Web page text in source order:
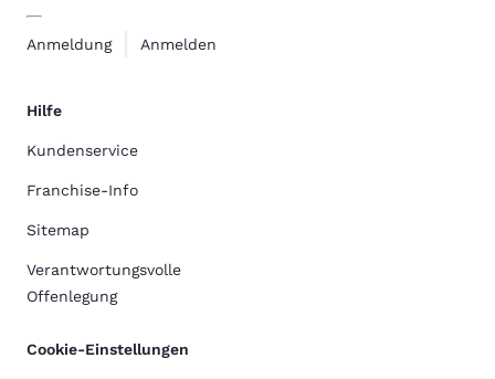
Anmeldung Anmelden
Hilfe
Kundenservice
Franchise-Info
Sitemap
Verantwortungsvolle
Offenlegung
Cookie-Einstellungen